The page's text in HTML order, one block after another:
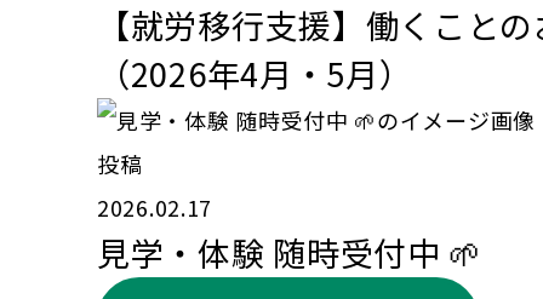
【就労移行支援】働くこと
（2026年4月・5月）
投稿
2026.02.17
見学・体験 随時受付中 🌱